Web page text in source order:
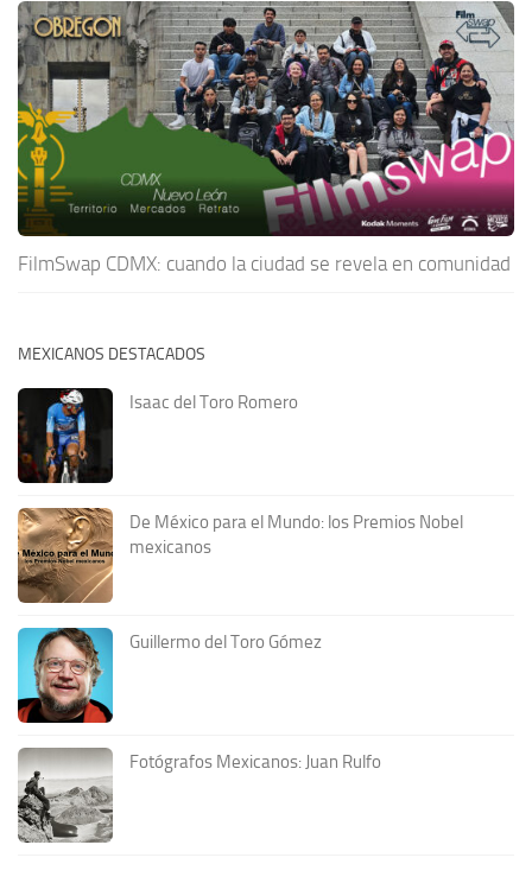
FilmSwap CDMX: cuando la ciudad se revela en comunidad
MEXICANOS DESTACADOS
Isaac del Toro Romero
De México para el Mundo: los Premios Nobel
mexicanos
Guillermo del Toro Gómez
Fotógrafos Mexicanos: Juan Rulfo